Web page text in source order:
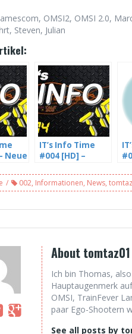
OMSI2, OMSI 2.0,
Steven, Julian
Neue
IT’s Info Time
#004 [HD] –
verschoben +
Andere
002, Informationen, News,
About tomtaz01
Ich bin Thomas,
Hauptaugenmerk
OMSI, TrainFever
paar Ego-Shootern
See all posts by